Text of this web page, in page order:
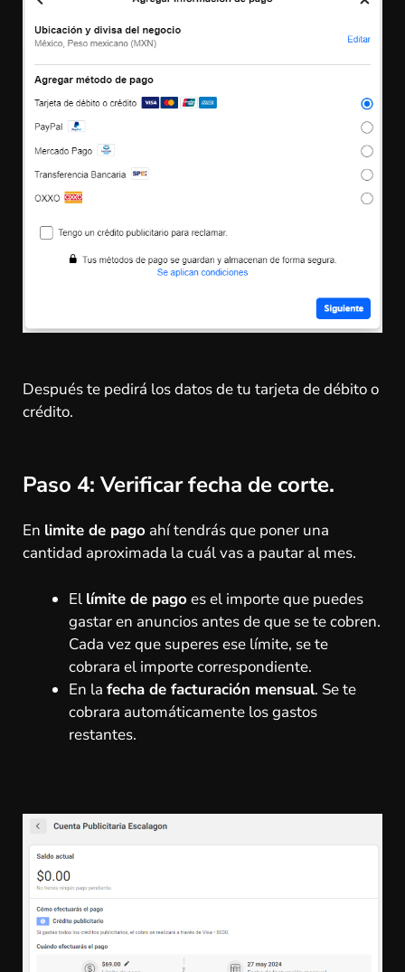
Después te pedirá los datos de tu tarjeta de débito o
crédito.
Paso 4: Verificar fecha de corte.
En limite de pago ahí tendrás que poner una
cantidad aproximada la cuál vas a pautar al mes.
El límite de pagoes el importe que puedes
gastar en anuncios antes de que se te cobren.
Cada vez que superes ese límite, se te
cobrara el importe correspondiente.
En la fecha de facturación mensual. Se te
cobrara automáticamente los gastos
restantes.